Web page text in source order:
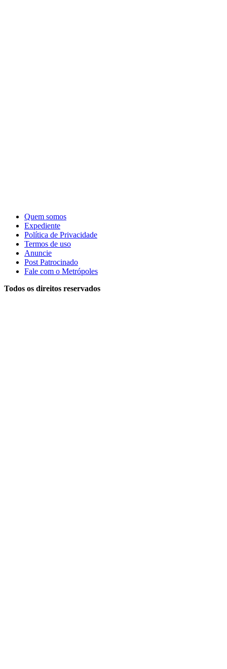
Quem somos
Expediente
Política de Privacidade
Termos de uso
Anuncie
Post Patrocinado
Fale com o Metrópoles
Todos os direitos reservados